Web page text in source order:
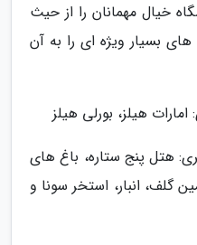
باشگاه خیال مهمانان را از حیث
بسیار ویژه ای را به آن
هیلز، بورلی هیلز
هتل پنج ستاره، باغ های
گلف، انبار، استخر سونا و